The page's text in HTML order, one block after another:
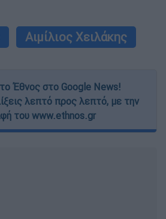
Αιμίλιος Χειλάκης
Έθνος στο Google News!
λεπτό προς λεπτό, με την
του www.ethnos.gr